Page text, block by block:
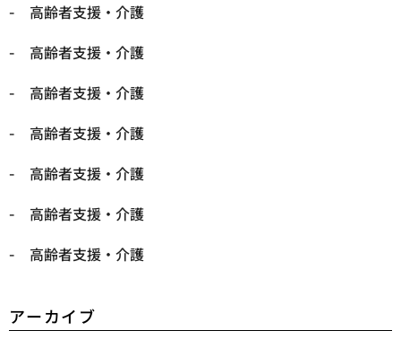
高齢者支援・介護
高齢者支援・介護
高齢者支援・介護
高齢者支援・介護
高齢者支援・介護
高齢者支援・介護
高齢者支援・介護
アーカイブ